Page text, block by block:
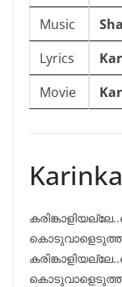
Music
Lyrics
Movie
കൊടുവാളെടുത്ത്
കൊടുവാളെടുത്ത്